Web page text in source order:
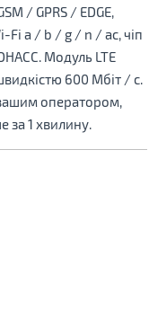
/ GPRS / EDGE,
Fi a / b / g / n / ac, чіп
Модуль LTE
600 Мбіт / с.
оператором,
за 1 хвилину.